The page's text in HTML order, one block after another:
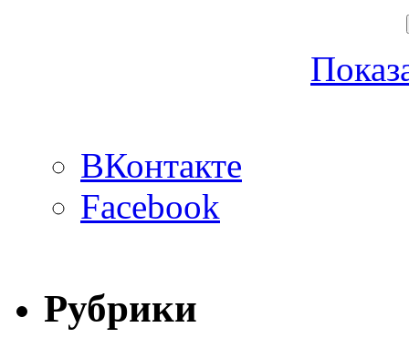
ВКонтакте
Facebook
Рубрики